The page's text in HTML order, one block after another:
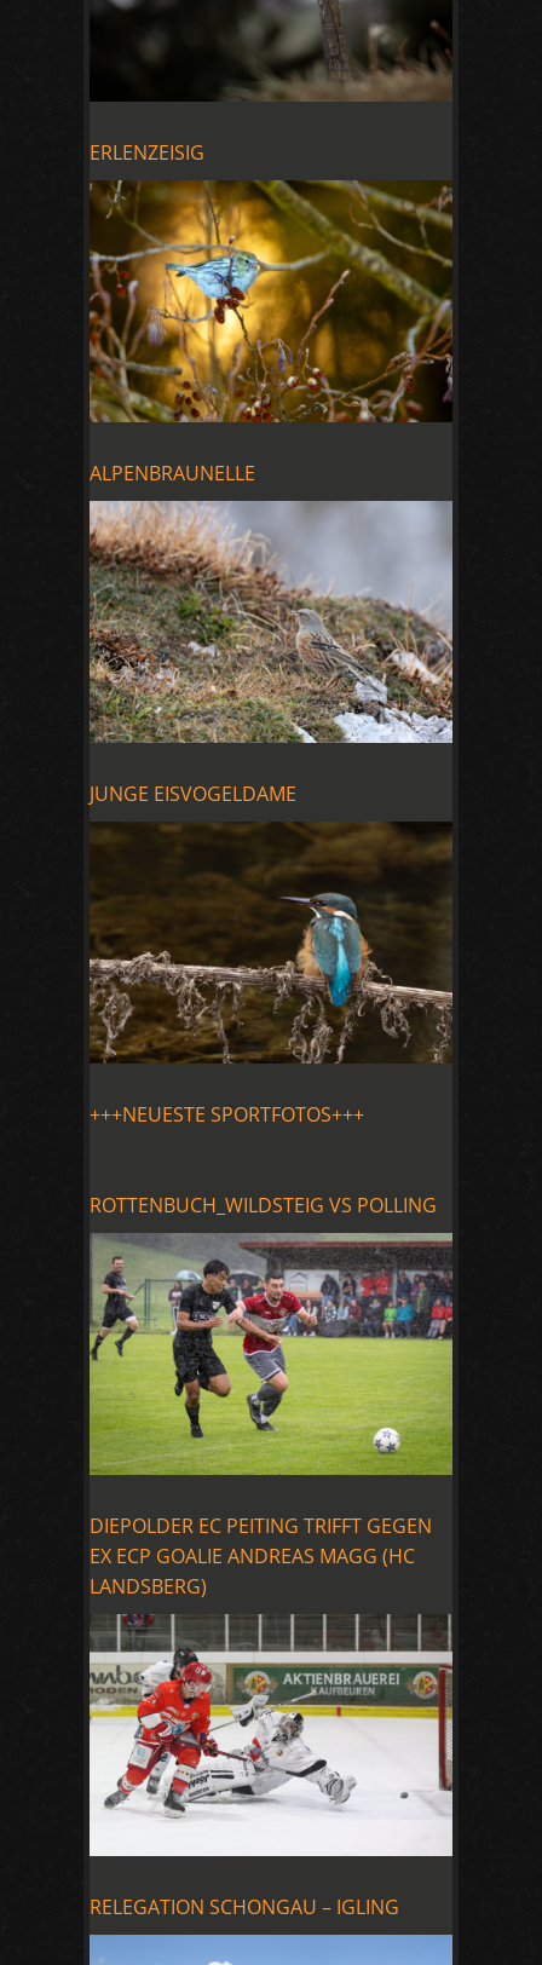
ERLENZEISIG
ALPENBRAUNELLE
JUNGE EISVOGELDAME
+++NEUESTE SPORTFOTOS+++
ROTTENBUCH_WILDSTEIG VS POLLING
DIEPOLDER EC PEITING TRIFFT GEGEN
EX ECP GOALIE ANDREAS MAGG (HC
LANDSBERG)
RELEGATION SCHONGAU – IGLING